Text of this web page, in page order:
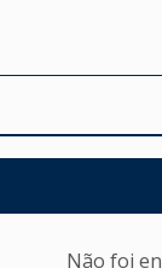
Não foi